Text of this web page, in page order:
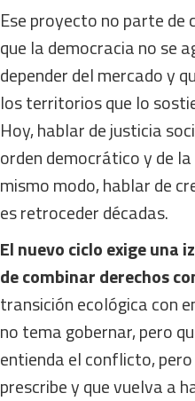
Ese proyecto no parte de
que la democracia no se
depender del mercado y
los territorios que lo
Hoy, hablar de justicia
orden democrático y de
mismo modo, hablar de
es retroceder décadas.
El nuevo ciclo exige una
de combinar derechos
transición ecológica con
no tema gobernar, pero
entienda el conflicto, pero
prescribe y que vuelva a